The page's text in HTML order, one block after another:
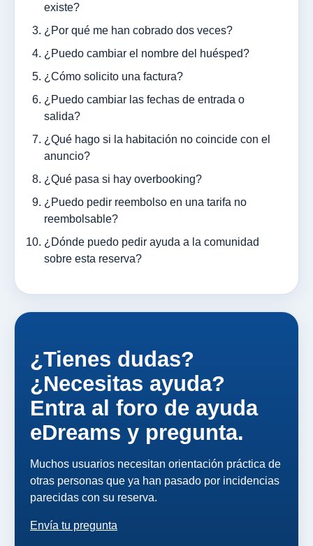
existe?
¿Por qué me han cobrado dos veces?
¿Puedo cambiar el nombre del huésped?
¿Cómo solicito una factura?
¿Puedo cambiar las fechas de entrada o
salida?
¿Qué hago si la habitación no coincide con el
anuncio?
¿Qué pasa si hay overbooking?
¿Puedo pedir reembolso en una tarifa no
reembolsable?
¿Dónde puedo pedir ayuda a la comunidad
sobre esta reserva?
¿Tienes dudas?
¿Necesitas ayuda?
Entra al foro de ayuda
eDreams y pregunta.
Muchos usuarios necesitan orientación práctica de
otras personas que ya han pasado por incidencias
parecidas con su reserva.
Envía tu pregunta